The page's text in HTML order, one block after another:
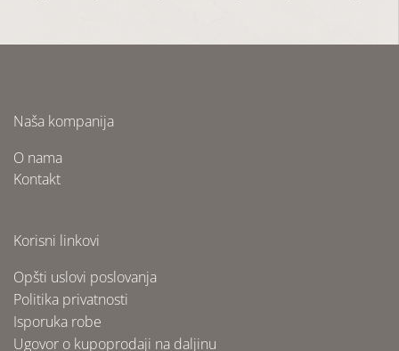
Naša kompanija
O nama
Kontakt
Korisni linkovi
Opšti uslovi poslovanja
Politika privatnosti
Isporuka robe
Ugovor o kupoprodaji na daljinu